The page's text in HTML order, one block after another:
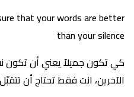
that your words are better
than your silence
كي تكون جميلاً يعني أن تكون
الآخرين، انت فقط تحتاج أن